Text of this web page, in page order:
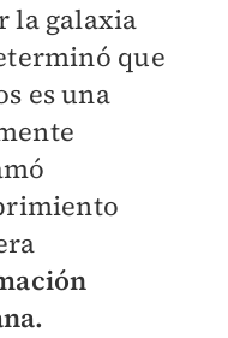
la galaxia
que
es una